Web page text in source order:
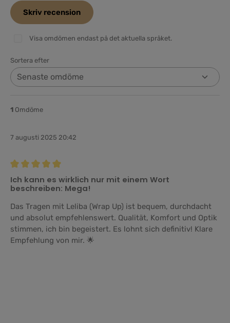
Skriv recension
Visa omdömen endast på det aktuella språket.
Sortera efter
1 Omdöme
7 augusti 2025 20:42
Recension med betyg på 5 av 5 stjärnor
Ich kann es wirklich nur mit einem Wort
beschreiben: Mega!
Das Tragen mit Leliba (Wrap Up) ist bequem, durchdacht
und absolut empfehlenswert. Qualität, Komfort und Optik
stimmen, ich bin begeistert. Es lohnt sich definitiv! Klare
Empfehlung von mir. 🌟